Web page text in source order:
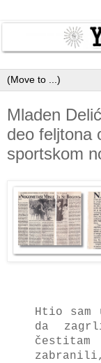
Mladen
deo feljtona
sportskom
Htio
da